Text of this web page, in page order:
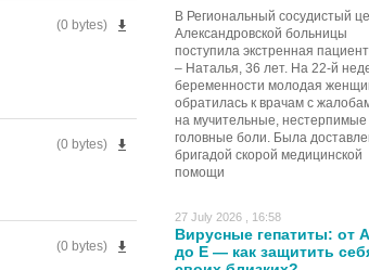
В Региональный сосудистый
Александровской больницы
поступила экстренная
– Наталья, 36 лет. На 22-й
беременности молодая
обратилась к врачам с
на мучительные, нестерпимые
головные боли. Была
бригадой скорой медицинской
помощи
27 July 2026 , 16:58
Вирусные гепатиты: от А
до Е — как защитить
(0 bytes)
(0 bytes)
(0 bytes)